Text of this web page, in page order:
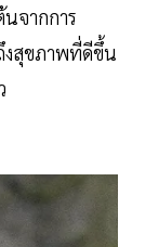
จากการ
งสุขภาพที่ดีขึ้น